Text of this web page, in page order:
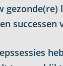
successen